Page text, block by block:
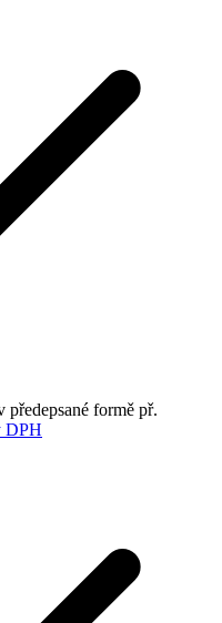
formě př.
DPH